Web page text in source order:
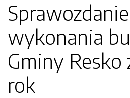
wykonania
Gminy Resko
rok